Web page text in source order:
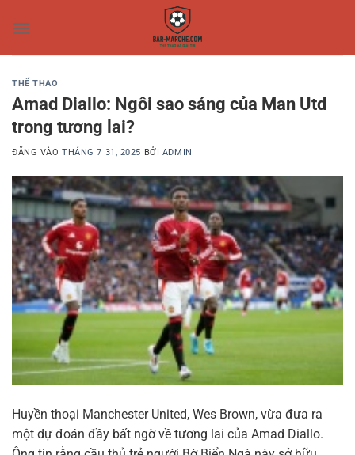
qua
THỂ THAO
Amad Diallo: Ngôi sao sáng của Man Utd
trong tương lai?
ĐĂNG VÀOTHÁNG 7 31, 2025 BỞI ADMIN
Huyền thoại Manchester United, Wes Brown, vừa đưa ra
một dự đoán đầy bất ngờ về tương lai của Amad Diallo.